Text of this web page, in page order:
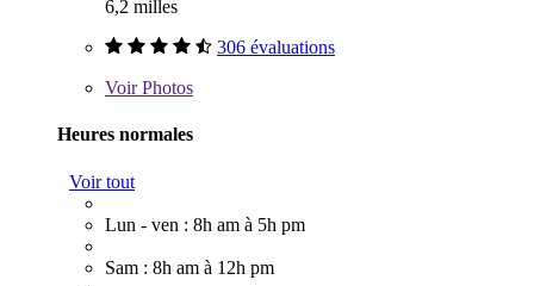
6,2 milles
306 évaluations
VoirPhotos
Heures normales
Voir tout
Lun - ven : 8h am à 5h pm
Sam : 8h am à 12h pm